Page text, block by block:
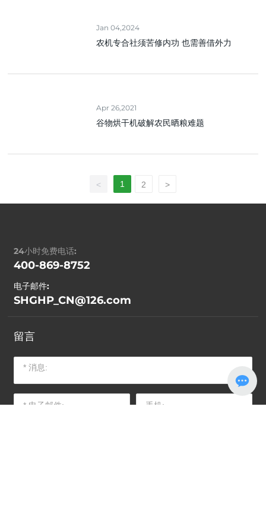
Jan 04,2024
农机专合社须苦修内功 也需善借外力
Apr 26,2021
谷物烘干机破解农民晒粮难题
< 1 2 >
24小时免费电话:
400-869-8752
电子邮件:
SHGHP_CN@126.com
留言